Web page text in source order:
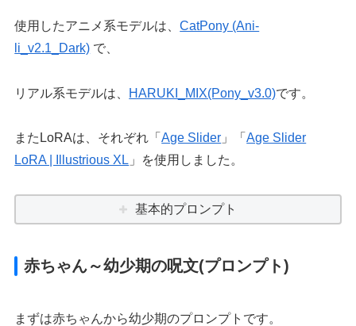
使用したアニメ系モデルは、CatPony (Ani-
li_v2.1_Dark) で、
リアル系モデルは、 HARUKI_MIX(Pony_v3.0)です。
またLoRAは、それぞれ「Age Slider 」「Age Slider
LoRA | Illustrious XL 」を使用しました。
基本的プロンプト
赤ちゃん～幼少期の呪文(プロンプト)
まずは赤ちゃんから幼少期のプロンプトです。